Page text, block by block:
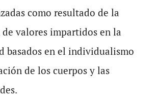
como resultado de la
valores impartidos en la
basados en el individualismo
de los cuerpos y las